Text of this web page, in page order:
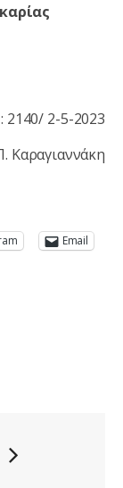
2140/ 2-5-2023
Καραγιαννάκη
Email